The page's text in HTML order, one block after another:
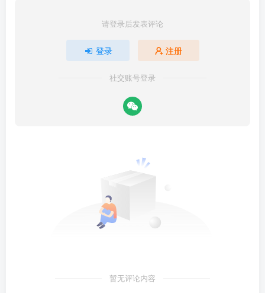
请登录后发表评论
登录 注册
社交账号登录
暂无评论内容